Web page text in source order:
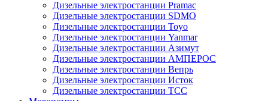
Дизельные электростанции Pramac
Дизельные электростанции SDMO
Дизельные электростанции Toyo
Дизельные электростанции Yanmar
Дизельные электростанции Азимут
Дизельные электростанции АМПЕРОС
Дизельные электростанции Вепрь
Дизельные электростанции Исток
Дизельные электростанции ТСС